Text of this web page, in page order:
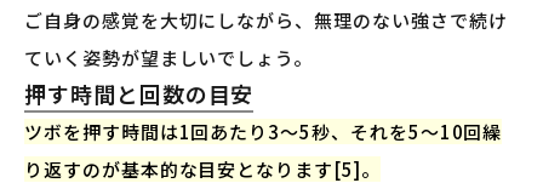
ご自身の感覚を大切にしながら、無理のない強さで続け
ていく姿勢が望ましいでしょう。
押す時間と回数の目安
ツボを押す時間は1回あたり3〜5秒、それを5〜10回繰
り返すのが基本的な目安となります[5]。